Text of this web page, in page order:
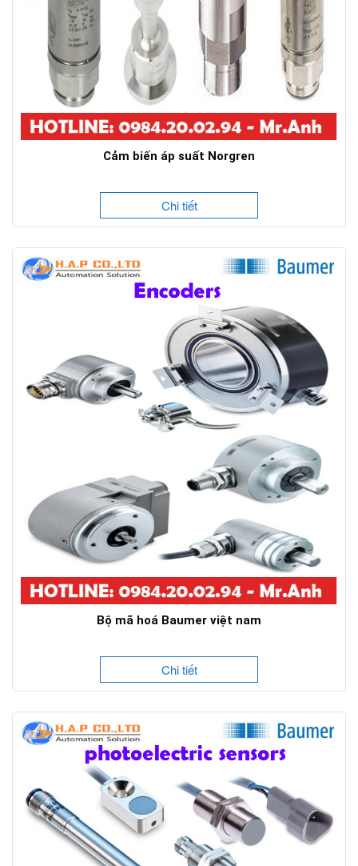
Cảm biến áp suất Norgren
Chi tiết
Bộ mã hoá Baumer việt nam
Chi tiết